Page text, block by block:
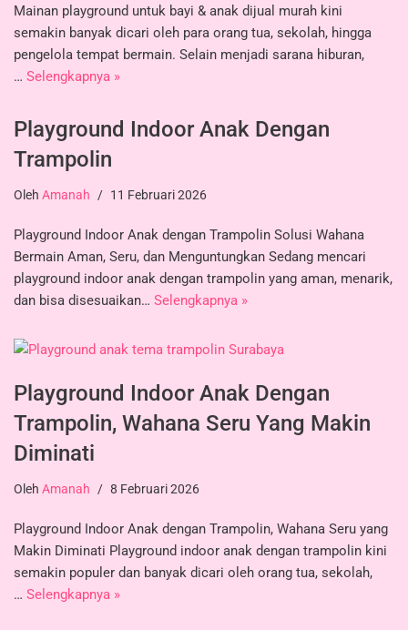
Mainan playground untuk bayi & anak dijual murah kini
semakin banyak dicari oleh para orang tua, sekolah, hingga
pengelola tempat bermain. Selain menjadi sarana hiburan,
… Selengkapnya »
Playground Indoor Anak Dengan
Trampolin
Oleh Amanah 11 Februari 2026
Playground Indoor Anak dengan Trampolin Solusi Wahana
Bermain Aman, Seru, dan Menguntungkan Sedang mencari
playground indoor anak dengan trampolin yang aman, menarik,
dan bisa disesuaikan… Selengkapnya »
Playground Indoor Anak Dengan
Trampolin, Wahana Seru Yang Makin
Diminati
Oleh Amanah 8 Februari 2026
Playground Indoor Anak dengan Trampolin, Wahana Seru yang
Makin Diminati Playground indoor anak dengan trampolin kini
semakin populer dan banyak dicari oleh orang tua, sekolah,
… Selengkapnya »